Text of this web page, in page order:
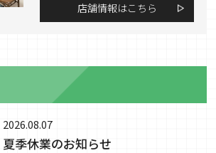
店舗情報はこちら
2026.08.07
夏季休業のお知らせ